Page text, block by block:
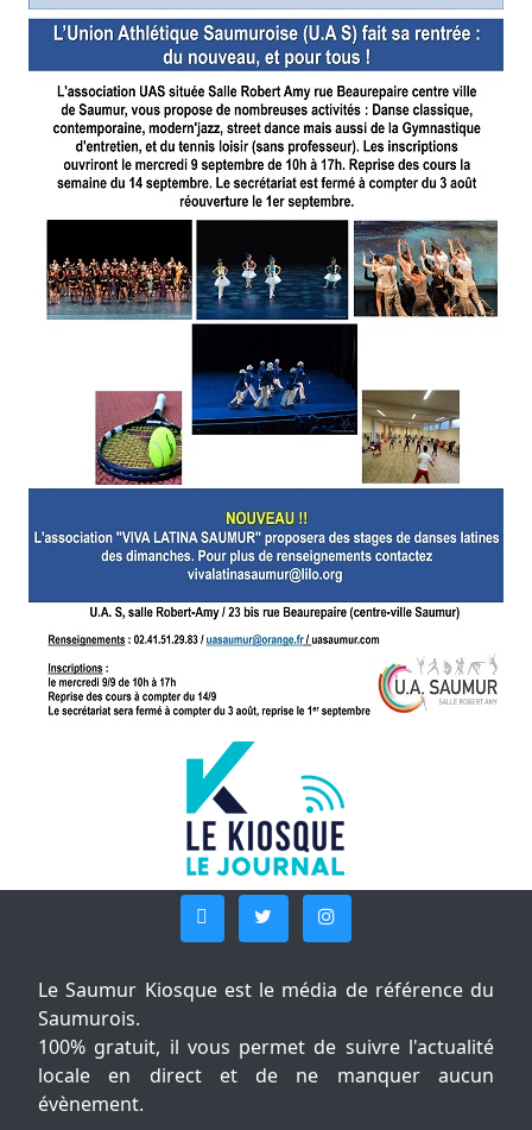
Le Saumur Kiosque est le média de référence du
Saumurois.
100% gratuit, il vous permet de suivre l'actualité
locale en direct et de ne manquer aucun
évènement.